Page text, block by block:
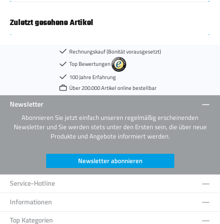
Zuletzt gesehene Artikel
Rechnungskauf (Bonität vorausgesetzt)
Top Bewertungen
100 Jahre Erfahrung
Über 200.000 Artikel online bestellbar
Newsletter
Abonnieren Sie jetzt einfach unseren regelmäßig erscheinenden
Newsletter und Sie werden stets unter den Ersten sein, die über neue
Produkte und Angebote informiert werden.
Newsletter abonnieren
Service-Hotline
Informationen
Top Kategorien